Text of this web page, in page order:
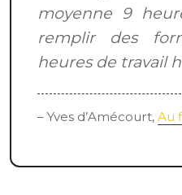
moyenne 9
remplir des
heures de travail
– Yves d’Amécourt, Au